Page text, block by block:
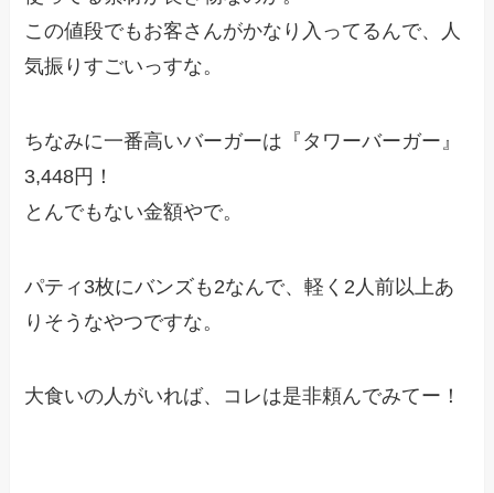
この値段でもお客さんがかなり入ってるんで、人
気振りすごいっすな。
ちなみに一番高いバーガーは『タワーバーガー』
3,448円！
とんでもない金額やで。
パティ3枚にバンズも2なんで、軽く2人前以上あ
りそうなやつですな。
大食いの人がいれば、コレは是非頼んでみてー！